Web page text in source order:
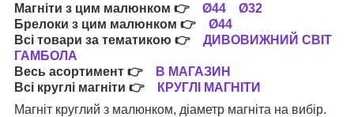
Магніти з цим малюнком 👉 Ø44
Ø32
Брелоки з цим малюнком 👉 Ø44
Всі товари за тематикою 👉 ДИВОВИЖНИЙ СВІТ
ГАМБОЛА
Весь асортимент 👉
В МАГАЗИН
Всі круглі магніти 👉
КРУГЛІ МАГНІТИ
Магніт круглий з малюнком, діаметр магніта на вибір.